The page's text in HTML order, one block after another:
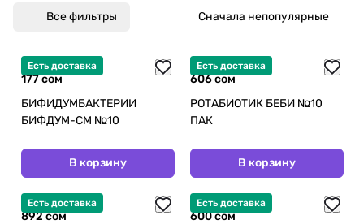
Все фильтры Сначала непопулярные
Есть доставка
177 сом
БИФИДУМБАКТЕРИИ
БИФДУМ-СМ №10
В корзину
Есть доставка
606 сом
РОТАБИОТИК БЕБИ №10
ПАК
В корзину
Есть доставка
892 сом
Есть доставка
600 сом